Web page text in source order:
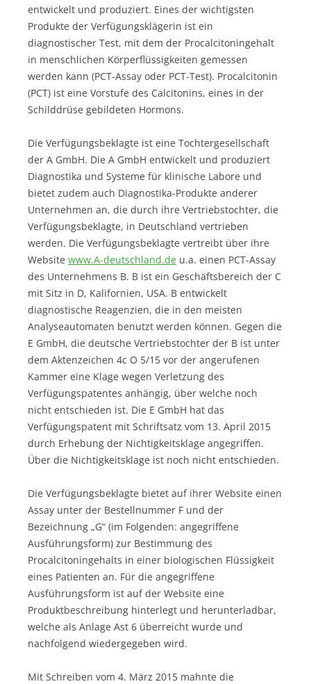
entwickelt und produziert. Eines der wichtigsten
Produkte der Verfügungsklägerin ist ein
diagnostischer Test, mit dem der Procalcitoningehalt
in menschlichen Körperflüssigkeiten gemessen
werden kann (PCT-Assay oder PCT-Test). Procalcitonin
(PCT) ist eine Vorstufe des Calcitonins, eines in der
Schilddrüse gebildeten Hormons.
Die Verfügungsbeklagte ist eine Tochtergesellschaft
der A GmbH. Die A GmbH entwickelt und produziert
Diagnostika und Systeme für klinische Labore und
bietet zudem auch Diagnostika-Produkte anderer
Unternehmen an, die durch ihre Vertriebstochter, die
Verfügungsbeklagte, in Deutschland vertrieben
werden. Die Verfügungsbeklagte vertreibt über ihre
Website www.A-deutschland.de u.a. einen PCT-Assay
des Unternehmens B. B ist ein Geschäftsbereich der C
mit Sitz in D, Kalifornien, USA. B entwickelt
diagnostische Reagenzien, die in den meisten
Analyseautomaten benutzt werden können. Gegen die
E GmbH, die deutsche Vertriebstochter der B ist unter
dem Aktenzeichen 4c O 5/15 vor der angerufenen
Kammer eine Klage wegen Verletzung des
Verfügungspatentes anhängig, über welche noch
nicht entschieden ist. Die E GmbH hat das
Verfügungspatent mit Schriftsatz vom 13. April 2015
durch Erhebung der Nichtigkeitsklage angegriffen.
Über die Nichtigkeitsklage ist noch nicht entschieden.
Die Verfügungsbeklagte bietet auf ihrer Website einen
Assay unter der Bestellnummer F und der
Bezeichnung „G“ (im Folgenden: angegriffene
Ausführungsform) zur Bestimmung des
Procalcitoningehalts in einer biologischen Flüssigkeit
eines Patienten an. Für die angegriffene
Ausführungsform ist auf der Website eine
Produktbeschreibung hinterlegt und herunterladbar,
welche als Anlage Ast 6 überreicht wurde und
nachfolgend wiedergegeben wird.
Mit Schreiben vom 4. März 2015 mahnte die